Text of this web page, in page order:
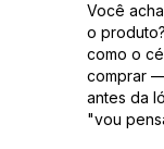
Você
o
como o
comprar
antes da
"vou